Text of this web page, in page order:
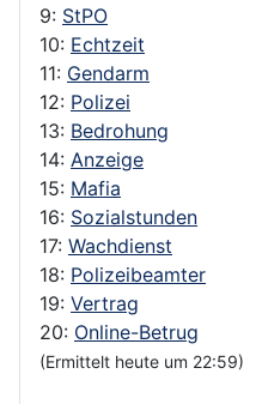
9: StPO
10: Echtzeit
11: Gendarm
12: Polizei
13: Bedrohung
14: Anzeige
15: Mafia
16: Sozialstunden
17: Wachdienst
18: Polizeibeamter
19: Vertrag
20: Online-Betrug
(Ermittelt heute um 22:59)